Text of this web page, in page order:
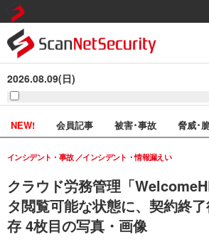
2026.08.09(日)
NEW! 会員記事 被害･事故 脅威･
クラウド労務管理「
タ閲覧可能な状態に、契約終
存 4枚目の写真・画像
インシデント・事故 インシデント・情報漏えい